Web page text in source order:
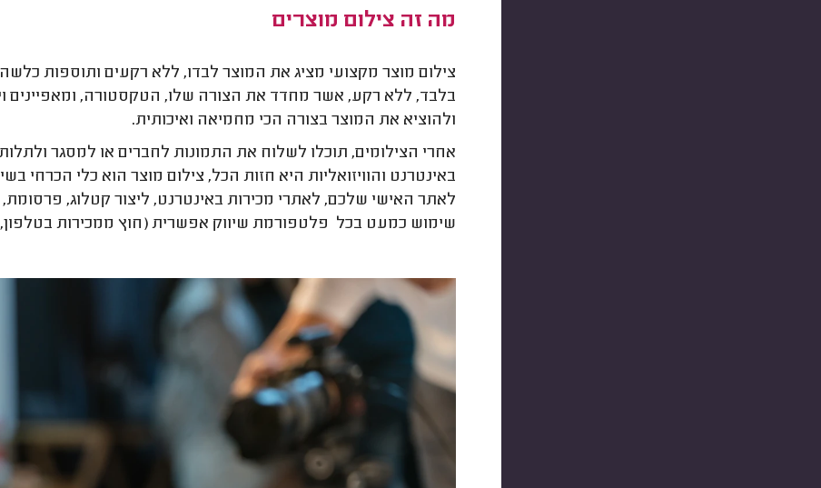
מה זה צילום מוצרים
צילום מוצר מקצועי מציג את המוצר לבדו, ללא רקעים ותוספות
בלבד, ללא רקע, אשר מחדד את הצורה שלו, הטקסטורה, ומאפיינים
ולהוציא את המוצר בצורה הכי מחמיאה ואיכותית.
אחרי הצילומים, תוכלו לשלוח את התמונות לחברים או למסגר
באינטרנט והוויזואליות היא חזות הכל, צילום מוצר הוא כלי הכרחי
לאתר האישי שלכם, לאתרי מכירות באינטרנט, ליצור קטלוג,
שימוש כמעט בכל פלטפורמת שיווק אפשרית (חוץ ממכירות בטלפון,